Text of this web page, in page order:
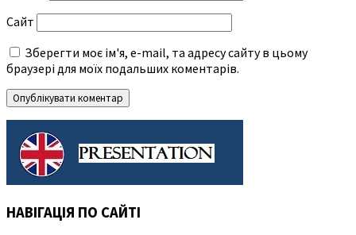
Сайт
Зберегти моє ім'я, e-mail, та адресу сайту в цьому
браузері для моїх подальших коментарів.
НАВІГАЦІЯ ПО САЙТІ